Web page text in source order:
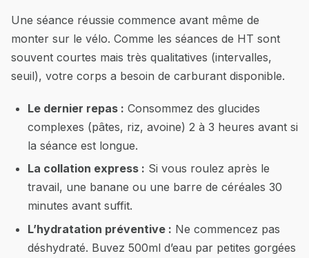
Une séance réussie commence avant même de
monter sur le vélo. Comme les séances de HT sont
souvent courtes mais très qualitatives (intervalles,
seuil), votre corps a besoin de carburant disponible.
Le dernier repas : Consommez des glucides
complexes (pâtes, riz, avoine) 2 à 3 heures avant si
la séance est longue.
La collation express : Si vous roulez après le
travail, une banane ou une barre de céréales 30
minutes avant suffit.
L’hydratation préventive : Ne commencez pas
déshydraté. Buvez 500ml d’eau par petites gorgées